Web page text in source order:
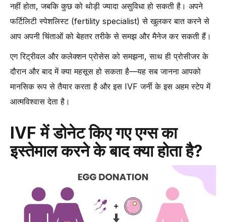
नहीं होता, जबकि कुछ को थोड़ी ज्यादा असुविधा हो सकती है। अपने
फर्टिलिटी स्पेशलिस्ट (fertility specialist) से खुलकर बात करने से
आप अपनी चिंताओं को बेहतर तरीके से समझ और मैनेज कर सकती हैं।
एग रिट्रीवल और कलेक्शन प्रोसेस को समझना, साथ ही प्रोसीजर के
दौरान और बाद में क्या महसूस हो सकता है—यह सब जानना आपको
मानसिक रूप से तैयार करता है और इस IVF जर्नी के इस अहम स्टेप में
आत्मविश्वास देता है।
IVF में डोनेट किए गए एग्स का
इस्तेमाल करने के बाद क्या होता है?